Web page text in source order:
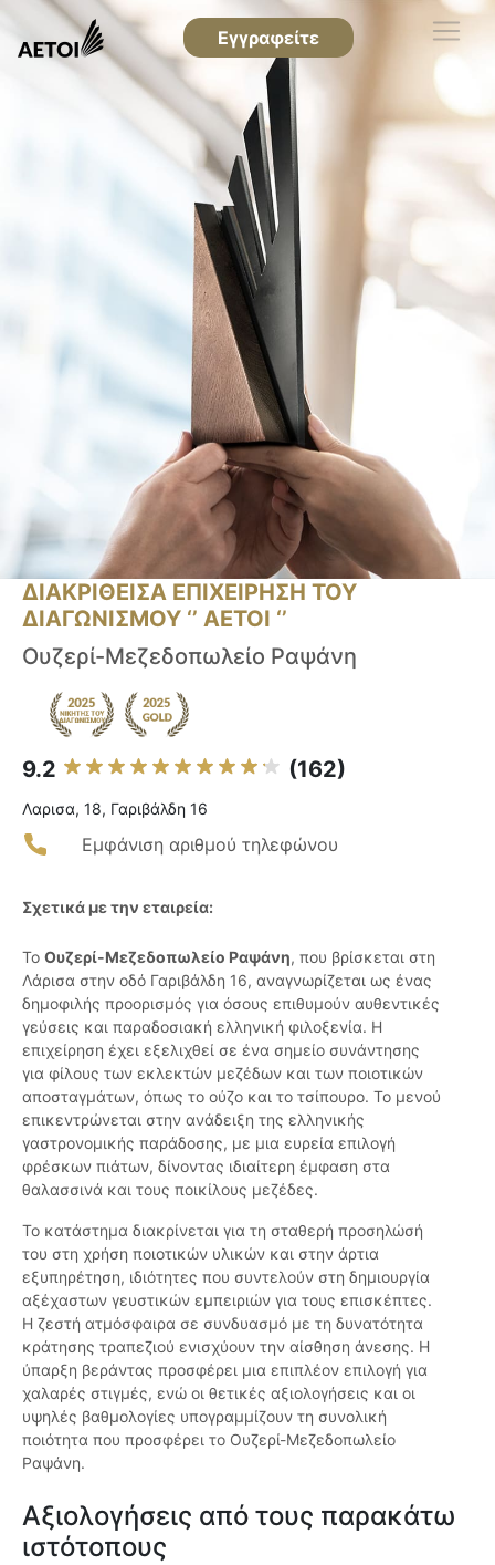
Εγγραφείτε
ΔΙΑΚΡΙΘΕΙΣΑ ΕΠΙΧΕΙΡΗΣΗ ΤΟΥ
ΔΙΑΓΩΝΙΣΜΟΥ ‘’ ΑΕΤΟΙ ‘’
Ουζερί-Μεζεδοπωλείο Ραψάνη
9.2 (162)
Λαρισα, 18, Γαριβάλδη 16
Εμφάνιση αριθμού τηλεφώνου
Σχετικά με την εταιρεία:
Το Ουζερί-Μεζεδοπωλείο Ραψάνη, που βρίσκεται στη
Λάρισα στην οδό Γαριβάλδη 16, αναγνωρίζεται ως ένας
δημοφιλής προορισμός για όσους επιθυμούν αυθεντικές
γεύσεις και παραδοσιακή ελληνική φιλοξενία. Η
επιχείρηση έχει εξελιχθεί σε ένα σημείο συνάντησης
για φίλους των εκλεκτών μεζέδων και των ποιοτικών
αποσταγμάτων, όπως το ούζο και το τσίπουρο. Το μενού
επικεντρώνεται στην ανάδειξη της ελληνικής
γαστρονομικής παράδοσης, με μια ευρεία επιλογή
φρέσκων πιάτων, δίνοντας ιδιαίτερη έμφαση στα
θαλασσινά και τους ποικίλους μεζέδες.
Το κατάστημα διακρίνεται για τη σταθερή προσηλώσή
του στη χρήση ποιοτικών υλικών και στην άρτια
εξυπηρέτηση, ιδιότητες που συντελούν στη δημιουργία
αξέχαστων γευστικών εμπειριών για τους επισκέπτες.
Η ζεστή ατμόσφαιρα σε συνδυασμό με τη δυνατότητα
κράτησης τραπεζιού ενισχύουν την αίσθηση άνεσης. Η
ύπαρξη βεράντας προσφέρει μια επιπλέον επιλογή για
χαλαρές στιγμές, ενώ οι θετικές αξιολογήσεις και οι
υψηλές βαθμολογίες υπογραμμίζουν τη συνολική
ποιότητα που προσφέρει το Ουζερί-Μεζεδοπωλείο
Ραψάνη.
Αξιολογήσεις από τους παρακάτω
ιστότοπους